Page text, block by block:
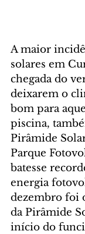
A maior
solares em
chegada do
deixarem o
bom para
piscina,
Pirâmide
Parque
batesse
energia
dezembro foi
da Pirâmide
início do